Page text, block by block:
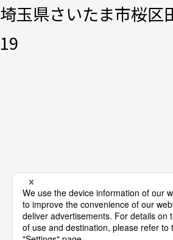
埼玉県さいたま市桜区
19